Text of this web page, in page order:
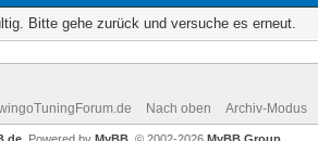
Bitte gehe zurück und versuche es erneut.
Nach oben Archiv-Modus